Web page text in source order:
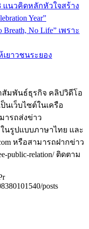
แนวคิดหลักหัวใจสร้าง
Year”
Breath, No Life” เพราะ
เยาวชนระยอง
าสัมพันธ์ธุรกิจ คลิปวิดีโอ
เว็บไซต์ในเครือ
มารถส่งข่าว
รูปแบบภาษาไทย และ
หรือสามารถฝากข่าว
public-relation/ ติดตาม
posts